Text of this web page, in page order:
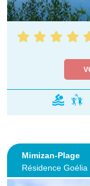
Mimizan-Plage
Résidence